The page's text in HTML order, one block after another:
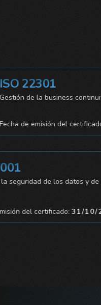
ISO 22301
Gestión de la business
Fecha de emisión del
de los datos y de la
del certificado:31/10/2024